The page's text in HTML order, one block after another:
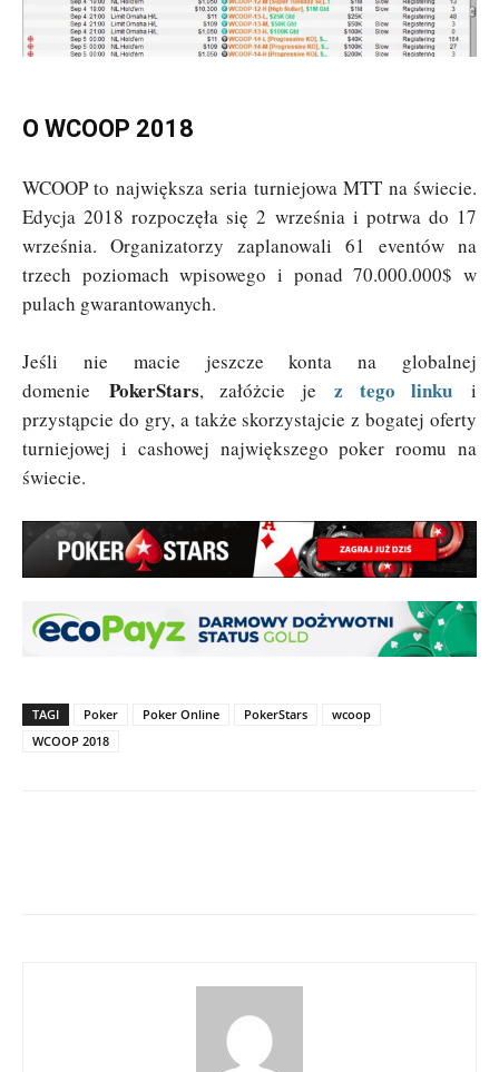
O WCOOP 2018
WCOOP to największa seria turniejowa MTT na świecie.
Edycja 2018 rozpoczęła się 2 września i potrwa do 17
września. Organizatorzy zaplanowali 61 eventów na
trzech poziomach wpisowego i ponad 70.000.000$ w
pulach gwarantowanych.
Jeśli nie macie jeszcze konta na globalnej
domenie PokerStars, załóżcie jez tego linku
i
przystąpcie do gry, a także skorzystajcie z bogatej oferty
turniejowej i cashowej największego poker roomu na
świecie.
TAGI Poker Poker Online PokerStars
wcoop
WCOOP 2018